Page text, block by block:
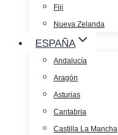
Fiji
Nueva Zelanda
ESPAÑA
Andalucía
Aragón
Asturias
Cantabria
Castilla La Mancha